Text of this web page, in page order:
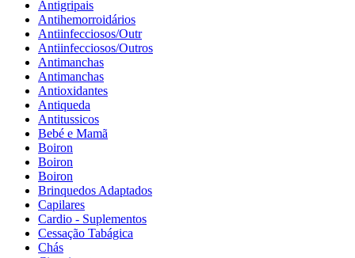
Antigripais
Antihemorroidários
Antiinfecciosos/Outr
Antiinfecciosos/Outros
Antimanchas
Antimanchas
Antioxidantes
Antiqueda
Antitussicos
Bebé e Mamã
Boiron
Boiron
Boiron
Brinquedos Adaptados
Capilares
Cardio - Suplementos
Cessação Tabágica
Chás